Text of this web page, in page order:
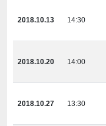
2018.10.13 14:30
2018.10.20 14:00
2018.10.27 13:30